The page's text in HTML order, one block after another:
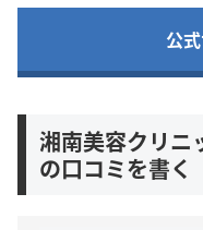
公
湘南美容クリニ
の口コミを書く